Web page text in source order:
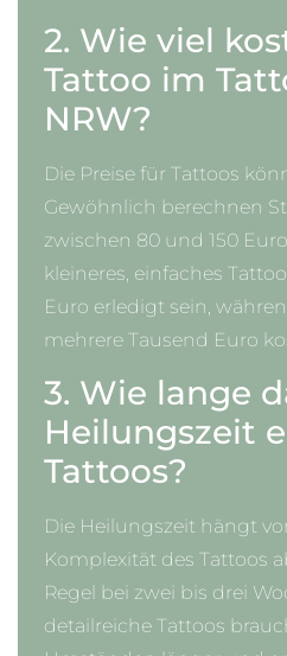
2. Wie viel
Tattoo im
NRW?
Die Preise für Tattoos
Gewöhnlich berechnen
zwischen 80 und 150
kleineres, einfaches
Euro erledigt sein,
mehrere Tausend Euro
3. Wie lange
Heilungszeit
Tattoos?
Die Heilungszeit hängt
Komplexität des Tattoos
Regel bei zwei bis drei
detailreiche Tattoos